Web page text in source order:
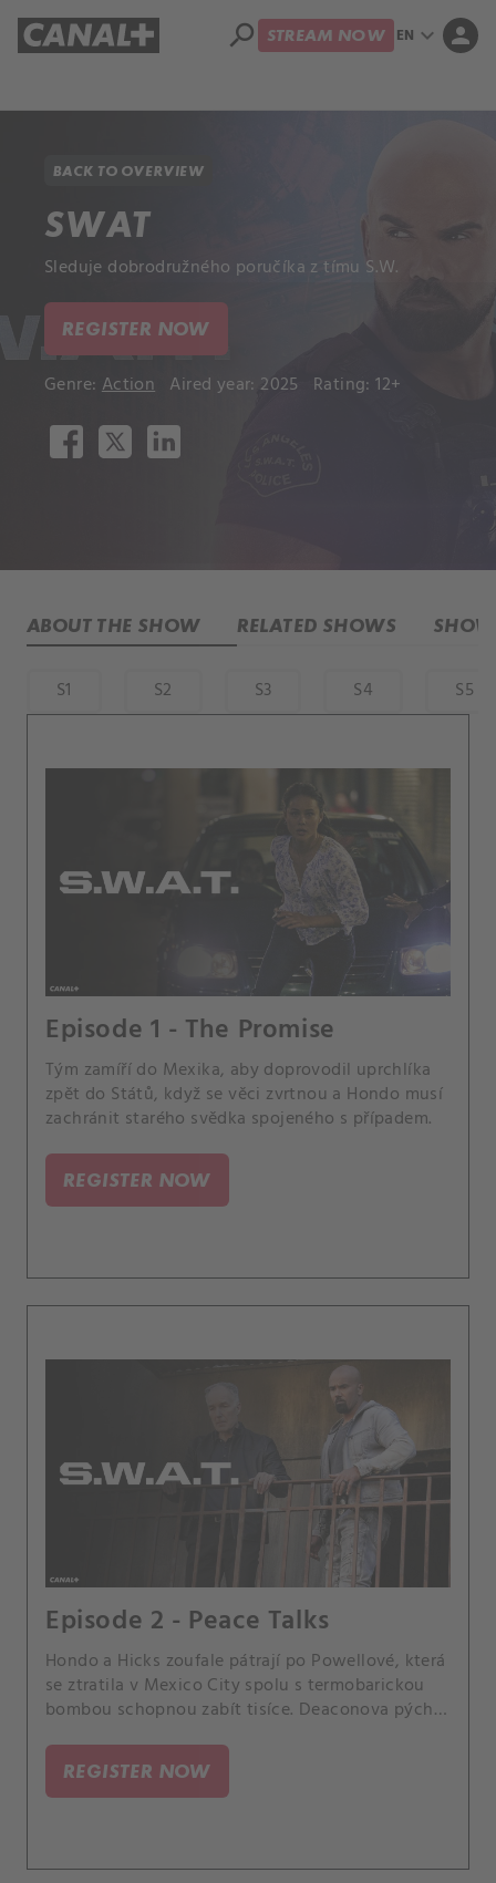
search STREAM NOW EN expand_more person
BACK TO OVERVIEW
SWAT
Sleduje dobrodružného poručíka z tímu S.W.
REGISTER NOW
Genre: Action Aired year: 2025 Rating: 12+
ABOUT THE SHOW RELATED SHOWS
S1 S2 S3 S4 S5
Episode 1 - The Promise
Tým zamíří do Mexika, aby doprovodil uprchlíka
zpět do Států, když se věci zvrtnou a Hondo musí
zachránit starého svědka spojeného s případem.
REGISTER NOW
Episode 2 - Peace Talks
Hondo a Hicks zoufale pátrají po Powellové, která
se ztratila v Mexico City spolu s termobarickou
bombou schopnou zabít tisíce. Deaconova pýcha
REGISTER NOW